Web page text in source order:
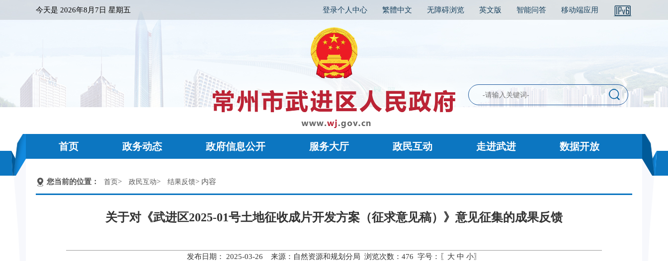
今天是 2026年8月7日 星期五 登录个人中心 繁體中文 无障碍浏览 英文版 智能问答 移动端应用
首页 政务动态 政府信息公开 服务大厅 政民互动 走进武进 数据开放
您当前的位置： 首页> 政民互动> 结果反馈> 内容
关于对《武进区2025-01号土地征收成片开发方案（征求意见稿）》意见征集的成果反馈
发布日期： 2025-03-26 来源：自然资源和规划分局 浏览次数： 476 字号：〖 大 中 小〗